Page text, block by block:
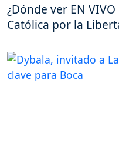
¿Dónde ver EN
Católica por la